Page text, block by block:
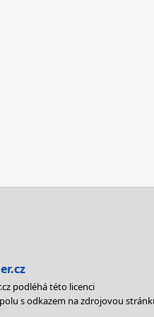
podléhá této licenci
s odkazem na zdrojovou